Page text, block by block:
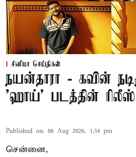
சினிமா செய்திகள்
நயன்தாரா - கவின்
'ஹாய்' படத்தின் ரிலீஸ்
Published on: 06 Aug 2026, 1:34 pm
சென்னை,